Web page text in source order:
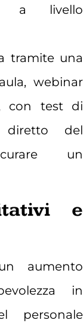
a livello
tramite una
webinar
con test di
diretto del
un
e
aumento
in
personale